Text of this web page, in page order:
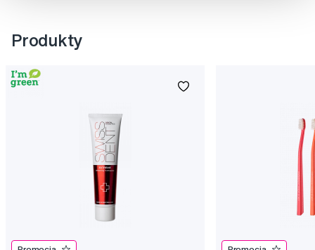
Produkty